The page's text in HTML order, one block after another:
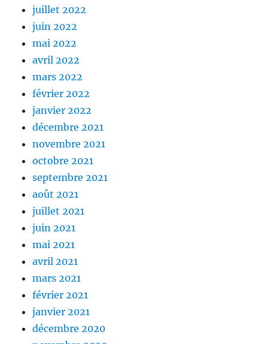
juillet 2022
juin 2022
mai 2022
avril 2022
mars 2022
février 2022
janvier 2022
décembre 2021
novembre 2021
octobre 2021
septembre 2021
août 2021
juillet 2021
juin 2021
mai 2021
avril 2021
mars 2021
février 2021
janvier 2021
décembre 2020